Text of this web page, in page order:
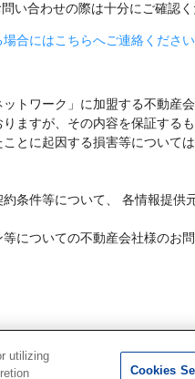
い合わせの際は十分にご確認
合にはこちらへご連絡くださ
トワーク」に加盟する不動産
ますが、その内容を保証する
とに起因する損害等について
条件等について、 各情報提供
についての不動産会社様のお
utilizing
Cookies